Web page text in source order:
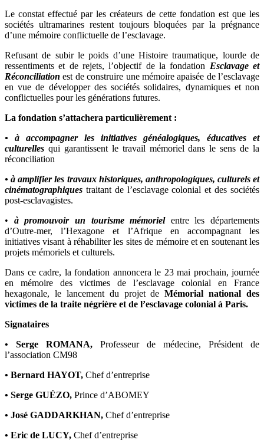
Le constat effectué par les créateurs de cette fondation est que les
sociétés ultramarines restent toujours bloquées par la prégnance
d’une mémoire conflictuelle de l’esclavage.
Refusant de subir le poids d’une Histoire traumatique, lourde de
ressentiments et de rejets, l’objectif de la fondation Esclavage et
Réconciliationest de construire une mémoire apaisée de l’esclavage
en vue de développer des sociétés solidaires, dynamiques et non
conflictuelles pour les générations futures.
La fondation s’attachera particulièrement :
• à accompagner les initiatives généalogiques, éducatives et
culturelles qui garantissent le travail mémoriel dans le sens de la
réconciliation
• à amplifier les travaux historiques, anthropologiques, culturels et
cinématographiques traitant de l’esclavage colonial et des sociétés
post-esclavagistes.
• à promouvoir un tourisme mémoriel entre les départements
d’Outre-mer, l’Hexagone et l’Afrique en accompagnant les
initiatives visant à réhabiliter les sites de mémoire et en soutenant les
projets mémoriels et culturels.
Dans ce cadre, la fondation annoncera le 23 mai prochain, journée
en mémoire des victimes de l’esclavage colonial en France
hexagonale, le lancement du projet deMémorial national des
victimes de la traite négrière et de l’esclavage colonial à Paris.
Signataires
• Serge ROMANA, Professeur de médecine, Président de
l’association CM98
• Bernard HAYOT, Chef d’entreprise
• Serge GUÉZO, Prince d’ABOMEY
• José GADDARKHAN, Chef d’entreprise
• Eric de LUCY, Chef d’entreprise